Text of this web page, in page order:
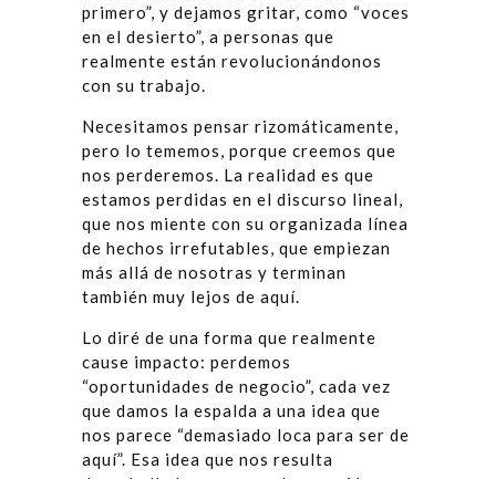
primero”, y dejamos gritar, como “voces
en el desierto”, a personas que
realmente están revolucionándonos
con su trabajo.
Necesitamos pensar rizomáticamente,
pero lo tememos, porque creemos que
nos perderemos. La realidad es que
estamos perdidas en el discurso lineal,
que nos miente con su organizada línea
de hechos irrefutables, que empiezan
más allá de nosotras y terminan
también muy lejos de aquí.
Lo diré de una forma que realmente
cause impacto: perdemos
“oportunidades de negocio”, cada vez
que damos la espalda a una idea que
nos parece “demasiado loca para ser de
aquí”. Esa idea que nos resulta